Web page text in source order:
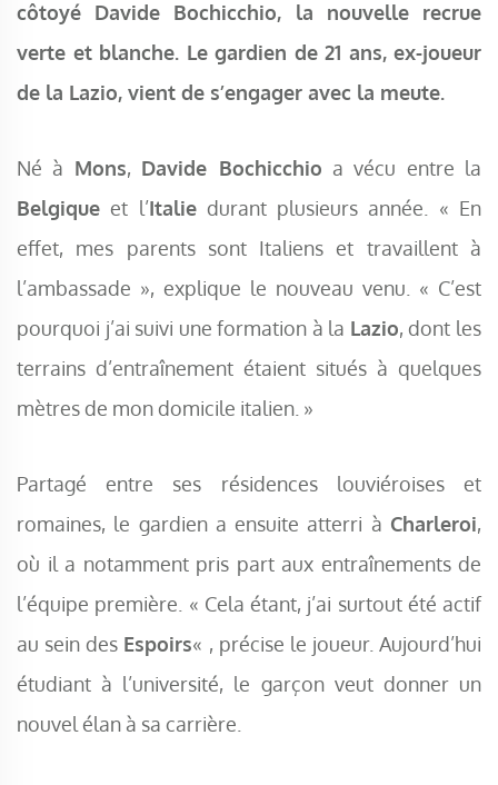
côtoyé Davide Bochicchio, la nouvelle recrue
verte et blanche. Le gardien de 21 ans, ex-joueur
de la Lazio, vient de s’engager avec la meute.
Né à Mons, Davide Bochicchio a vécu entre la
Belgique et l’Italiedurant plusieurs année. « En
effet, mes parents sont Italiens et travaillent à
l’ambassade », explique le nouveau venu. « C’est
pourquoi j’ai suivi une formation à la Lazio, dont les
terrains d’entraînement étaient situés à quelques
mètres de mon domicile italien. »
Partagé entre ses résidences louviéroises et
romaines, le gardien a ensuite atterri à Charleroi,
où il a notamment pris part aux entraînements de
l’équipe première. « Cela étant, j’ai surtout été actif
au sein des Espoirs« , précise le joueur. Aujourd’hui
étudiant à l’université, le garçon veut donner un
nouvel élan à sa carrière.